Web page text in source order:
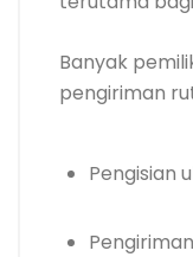
Banyak
pengiriman
Pengisian